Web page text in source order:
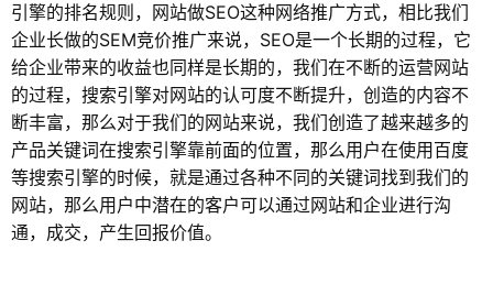
引擎的排名规则，网站做SEO这种网络推广方式，相比我们
企业长做的SEM竞价推广来说，SEO是一个长期的过程，它
给企业带来的收益也同样是长期的，我们在不断的运营网站
的过程，搜索引擎对网站的认可度不断提升，创造的内容不
断丰富，那么对于我们的网站来说，我们创造了越来越多的
产品关键词在搜索引擎靠前面的位置，那么用户在使用百度
等搜索引擎的时候，就是通过各种不同的关键词找到我们的
网站，那么用户中潜在的客户可以通过网站和企业进行沟
通，成交，产生回报价值。